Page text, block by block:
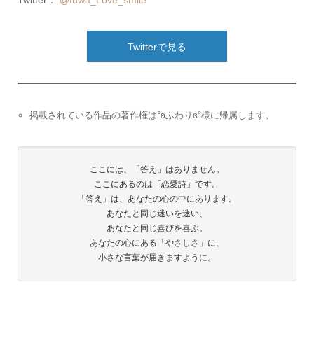
Twitterで見る
掲載されている作品の著作権は°ʚふわりɞ°様に帰属します。
ここには、「答え」はありません。
ここにあるのは「恋愛詩」です。
「答え」は、あなたの心の中にあります。
あなたと同じ迷いを迷い、
あなたと同じ喜びを喜ぶ。
あなたの心にある「やさしさ」に、
小さな言葉が届きますように。